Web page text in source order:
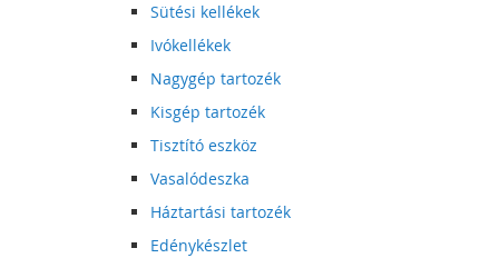
Sütési kellékek
Ivókellékek
Nagygép tartozék
Kisgép tartozék
Tisztító eszköz
Vasalódeszka
Háztartási tartozék
Edénykészlet